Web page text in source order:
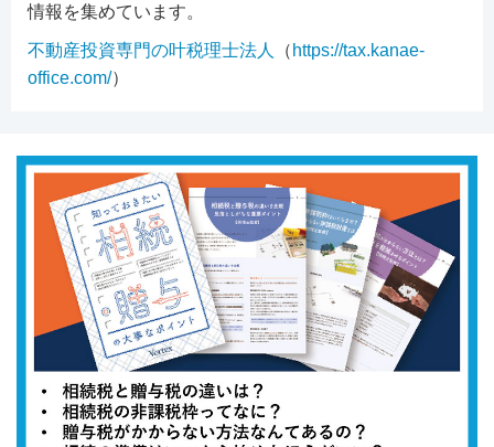
情報を集めています。
不動産投資専門の叶税理士法人 （ https://tax.kanae-
office.com/）